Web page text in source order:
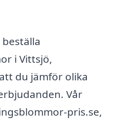
i Vittsjö,
du jämför olika
Vår
pris.se,